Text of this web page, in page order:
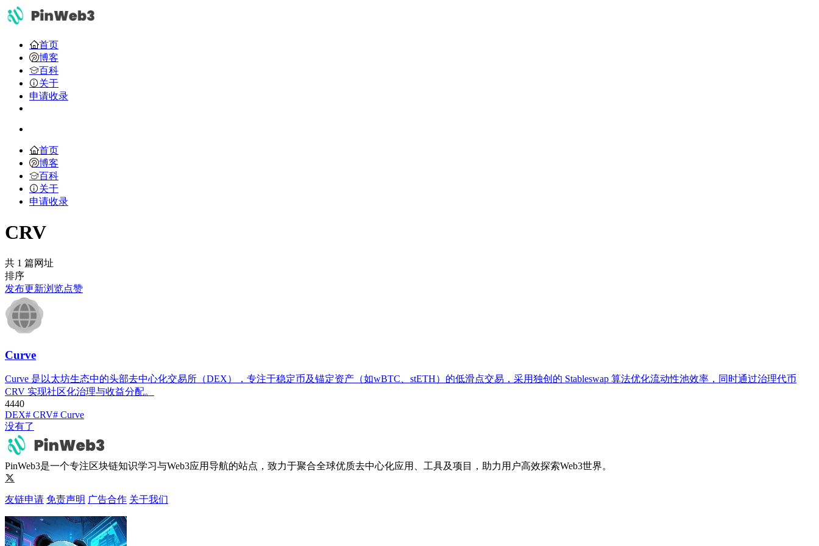
首页
博客
百科
关于
申请收录
首页
博客
百科
关于
申请收录
CRV
共 1 篇网址
排序
发布更新浏览点赞
Curve
Curve 是以太坊生态中的头部去中心化交易所（DEX），专注于稳定币及锚定资产（如wBTC、stETH）的低滑点交易，采用独创的 Stableswap 算法优化流动性池效率，同时通过治理代币
CRV 实现社区化治理与收益分配。
4440
DEX# CRV# Curve
没有了
PinWeb3是一个专注区块链知识学习与Web3应用导航的站点，致力于聚合全球优质去中心化应用、工具及项目，助力用户高效探索Web3世界。
友链申请 免责声明 广告合作 关于我们